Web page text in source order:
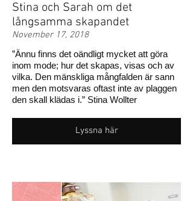
Stina och Sarah om det
långsamma skapandet
November 17, 2018
”Ännu finns det oändligt mycket att göra
inom mode; hur det skapas, visas och av
vilka. Den mänskliga mångfalden är sann
men den motsvaras oftast inte av plaggen
den skall klädas i.” Stina Wollter
Lyssna här